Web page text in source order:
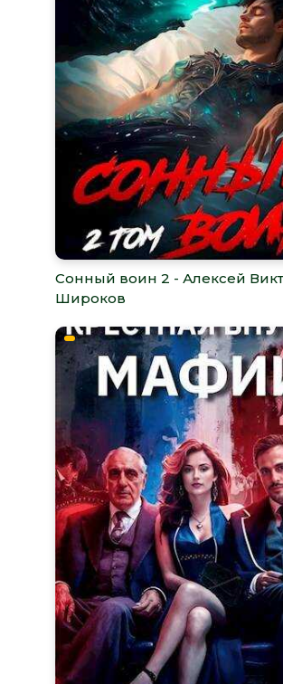
Сонный воин 2 - Алексей
Широков